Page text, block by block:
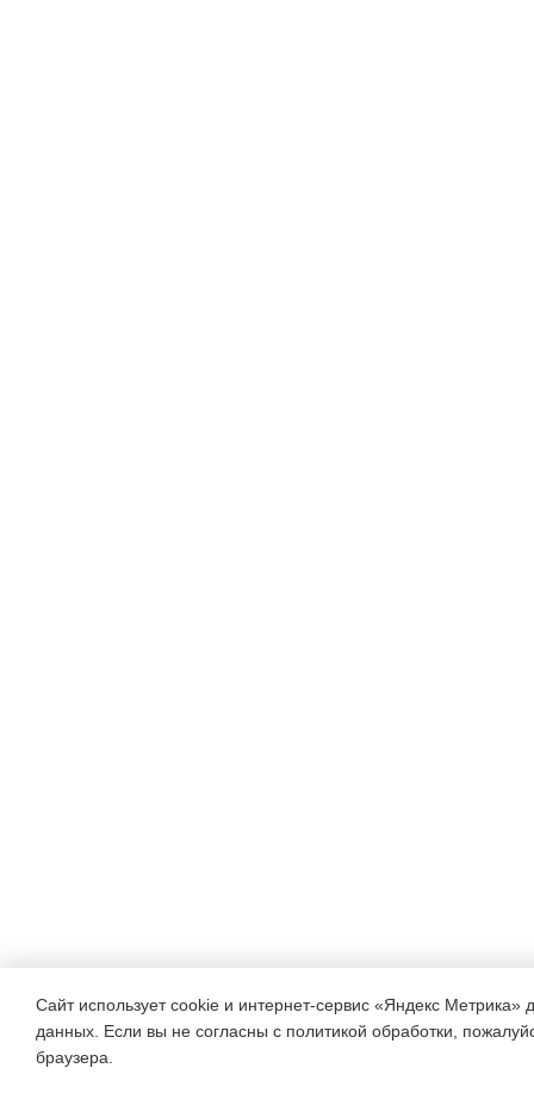
Сайт использует cookie и интернет-сервис «Яндекс Метрика»
данных. Если вы не согласны с политикой обработки,
браузера.